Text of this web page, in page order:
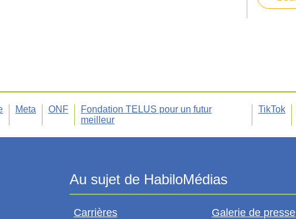
Meta ONF
Fondation TELUS pour un futur
meilleur
TikTok
Carrières Galerie de presse